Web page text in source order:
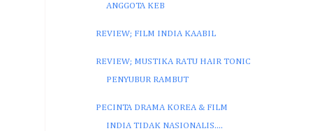
ANGGOTA KEB
REVIEW; FILM INDIA KAABIL
REVIEW; MUSTIKA RATU HAIR TONIC
PENYUBUR RAMBUT
PECINTA DRAMA KOREA & FILM
INDIA TIDAK NASIONALIS....